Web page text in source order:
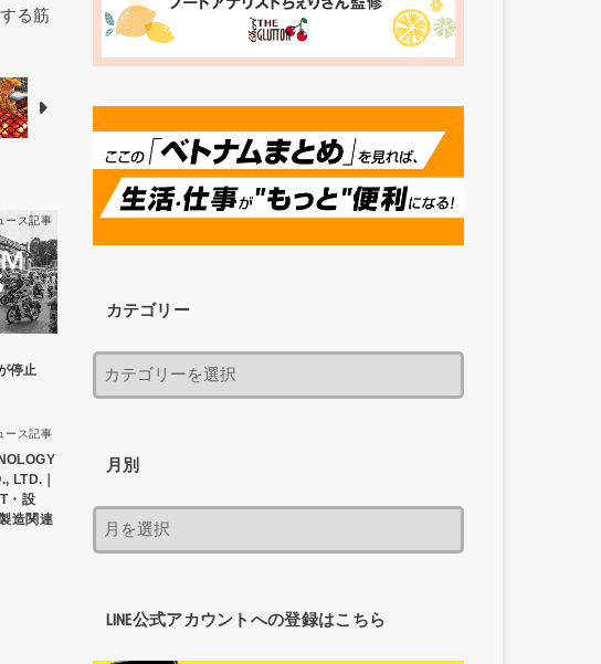
る筋
ース記事
停止
ース記事
LTD.｜
・設
造関連
カテゴリー
月別
LINE公式アカウントへの登録はこちら